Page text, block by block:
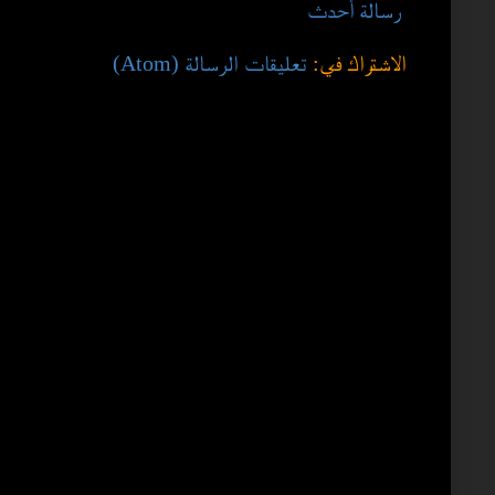
رسالة أحدث
الاشتراك في: تعليقات الرسالة (Atom)